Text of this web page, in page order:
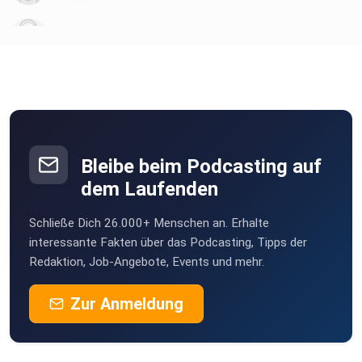
Berlin-Mitte-Talk - der P&K-Podcast mit Tobias Schmidt
Podcastradar von p&kU
Herzlichsten Dank an die großartige Anne Hufnagl fürs
Coverfoto
und an den tapferen Robert Feldmann für den Schnitt.
Nürnberg
Gwido
Königs Wusterhausen
Dresden
WeStolz
Münster
Bleibe beim Podcasting auf
dem Laufenden
Schließe Dich 26.000+ Menschen an. Erhalte
interessante Fakten über das Podcasting, Tipps der
Redaktion, Job-Angebote, Events und mehr.
Zur Anmeldung